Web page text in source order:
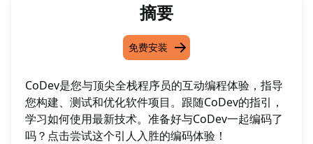
摘要
免费安装
CoDev是您与顶尖全栈程序员的互动编程体验，指导
您构建、测试和优化软件项目。跟随CoDev的指引，
学习如何使用最新技术。准备好与CoDev一起编码了
吗？点击尝试这个引人入胜的编码体验！